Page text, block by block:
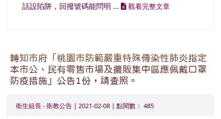
話設陷阱，回撥號碼能問明 ...
觀看完整文章
轉知市府「桃園市防範嚴重特殊傳染性肺炎指定
本市公、民有零售市場及攤販集中區應佩戴口罩
防疫措施」公告1份，請查照。
衛生組長-衛教公告 | 2021-02-08 | 點閱數： 485